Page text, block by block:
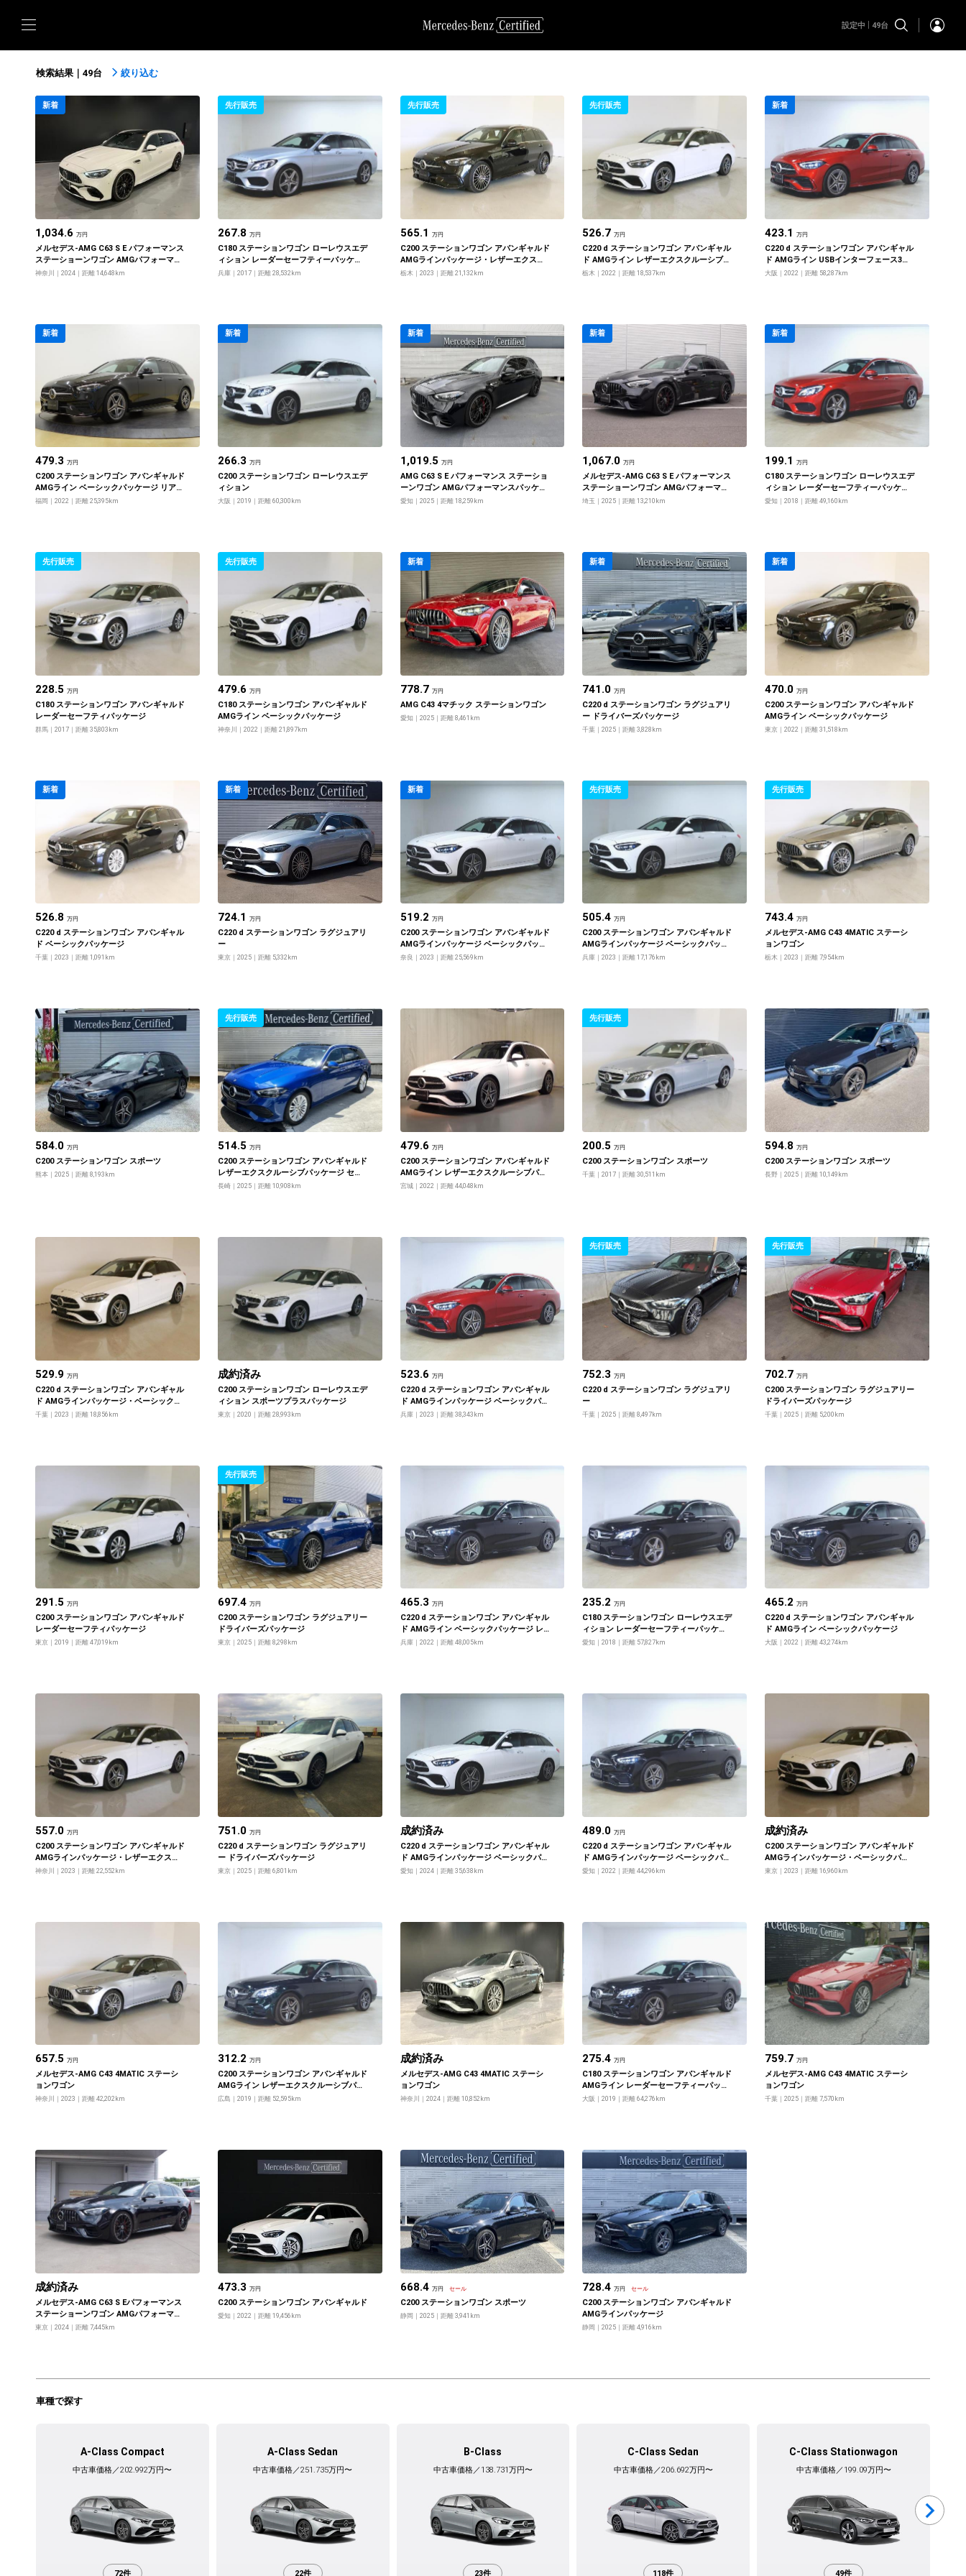
設定中 49台
検索結果｜49台 絞り込む
新着
1,034.6 万円
メルセデス‐AMG C63 S E パフォーマンス
ステーショーンワゴン AMGパフォーマン
スパッケージ
神奈川 2024 距離 14,648km
先行販売
267.8 万円
C180 ステーションワゴン ローレウスエデ
ィション レーダーセーフティーパッケー
ジ
兵庫 2017 距離 28,532km
先行販売
565.1 万円
C200 ステーションワゴン アバンギャルド
AMGラインパッケージ・レザーエクスク
ルーシブパッケージ・ベーシックパッケ
栃木 2023 距離 21,132km
先行販売
526.7万円
C220 d ステーションワゴン アバンギャル
ド AMGライン レザーエクスクルーシブパ
ッケージ・ベーシックパッケージ
栃木 2022 距離 18,537km
新着
423.1万円
C220 d ステーションワゴン アバンギャル
ド AMGライン USBインターフェース3ク
チ ベーシックパッケージ レザーエクスク
大阪 2022 距離 58,287km
新着
479.3 万円
C200 ステーションワゴン アバンギャルド
AMGライン ベーシックパッケージ リアア
クスルステアリング
福岡 2022 距離 25,395km
新着
266.3 万円
C200 ステーションワゴン ローレウスエデ
ィション
大阪 2019 距離 60,300km
新着
1,019.5 万円
AMG C63 S E パフォーマンス ステーショ
ーンワゴン AMGパフォーマンスパッケー
ジ
愛知 2025 距離 18,259km
新着
1,067.0万円
メルセデス‐AMG C63 S E パフォーマンス
ステーショーンワゴン AMGパフォーマン
スパッケージ
埼玉 2025 距離 13,210km
新着
199.1万円
C180 ステーションワゴン ローレウスエデ
ィション レーダーセーフティーパッケー
ジ
愛知 2018 距離 49,160km
先行販売
228.5 万円
C180 ステーションワゴン アバンギャルド
レーダーセーフティパッケージ
群馬 2017 距離 35,803km
先行販売
479.6 万円
C180 ステーションワゴン アバンギャルド
AMGライン ベーシックパッケージ
神奈川 2022 距離 21,897km
新着
778.7 万円
AMG C43 4マチック ステーションワゴン
愛知 2025 距離 8,461km
新着
741.0万円
C220 d ステーションワゴン ラグジュアリ
ー ドライバーズパッケージ
千葉 2025 距離 3,828km
新着
470.0万円
C200 ステーションワゴン アバンギャルド
AMGライン ベーシックパッケージ
東京 2022 距離 31,518km
新着
526.8 万円
C220 d ステーションワゴン アバンギャル
ド ベーシックパッケージ
千葉 2023 距離 1,091km
新着
724.1 万円
C220 d ステーションワゴン ラグジュアリ
ー
東京 2025 距離 5,332km
新着
519.2 万円
C200 ステーションワゴン アバンギャルド
AMGラインパッケージ ベーシックパッケ
ージ レザーエクスクルーシブパッケージ
奈良 2023 距離 25,569km
先行販売
505.4万円
C200 ステーションワゴン アバンギャルド
AMGラインパッケージ ベーシックパッケ
ージ
兵庫 2023 距離 17,176km
先行販売
743.4万円
メルセデス‐AMG C43 4MATIC ステーシ
ョンワゴン
栃木 2023 距離 7,954km
584.0 万円
C200 ステーションワゴン スポーツ
熊本 2025 距離 8,193km
先行販売
514.5 万円
C200 ステーションワゴン アバンギャルド
レザーエクスクルーシブパッケージ セー
フティビジョンパッケージ
長崎 2025 距離 10,908km
479.6 万円
C200 ステーションワゴン アバンギャルド
AМGライン レザーエクスクルーシブパッ
ケージ・ベーシックパッケージ
宮城 2022 距離 44,048km
先行販売
200.5万円
C200 ステーションワゴン スポーツ
千葉 2017 距離 30,511km
594.8万円
C200 ステーションワゴン スポーツ
長野 2025 距離 10,149km
529.9 万円
C220 d ステーションワゴン アバンギャル
ド AMGラインパッケージ・ベーシックパ
ッケージ
千葉 2023 距離 18,856km
成約済み
C200 ステーションワゴン ローレウスエデ
ィション スポーツプラスパッケージ
東京 2020 距離 28,993km
523.6 万円
C220 d ステーションワゴン アバンギャル
ド AMGラインパッケージ ベーシックパッ
ケージ レザーエクスクルーシブパッケー
兵庫 2023 距離 38,343km
先行販売
752.3万円
C220 d ステーションワゴン ラグジュアリ
ー
千葉 2025 距離 8,497km
先行販売
702.7万円
C200 ステーションワゴン ラグジュアリー
ドライバーズパッケージ
千葉 2025 距離 5,200km
291.5 万円
C200 ステーションワゴン アバンギャルド
レーダーセーフティパッケージ
東京 2019 距離 47,019km
先行販売
697.4 万円
C200 ステーションワゴン ラグジュアリー
ドライバーズパッケージ
東京 2025 距離 8,298km
465.3 万円
C220 d ステーションワゴン アバンギャル
ド AMGライン ベーシックパッケージ レ
ザーエクスクルーシブパッケージ USBイ
兵庫 2022 距離 48,005km
235.2万円
C180 ステーションワゴン ローレウスエデ
ィション レーダーセーフティーパッケー
ジ
愛知 2018 距離 57,827km
465.2万円
C220 d ステーションワゴン アバンギャル
ド AMGライン ベーシックパッケージ
大阪 2022 距離 43,274km
557.0 万円
C200 ステーションワゴン アバンギャルド
AMGラインパッケージ・レザーエクスク
ルーシブパッケージ・ベーシックパッケ
神奈川 2023 距離 22,552km
751.0 万円
C220 d ステーションワゴン ラグジュアリ
ー ドライバーズパッケージ
東京 2025 距離 6,801km
成約済み
C220 d ステーションワゴン アバンギャル
ド AMGラインパッケージ ベーシックパッ
ケージ
愛知 2024 距離 35,638km
489.0万円
C220 d ステーションワゴン アバンギャル
ド AMGラインパッケージ ベーシックパッ
ケージ
愛知 2022 距離 44,296km
成約済み
C200 ステーションワゴン アバンギャルド
AMGラインパッケージ・ベーシックパッ
ケージ
東京 2023 距離 16,960km
657.5 万円
メルセデス‐AMG C43 4MATIC ステーシ
ョンワゴン
神奈川 2023 距離 42,202km
312.2 万円
C200 ステーションワゴン アバンギャルド
AMGライン レザーエクスクルーシブパッ
ケージ レーダーセーフティーパッケージ
広島 2019 距離 52,595km
成約済み
メルセデス‐AMG C43 4MATIC ステーシ
ョンワゴン
神奈川 2024 距離 10,852km
275.4万円
C180 ステーションワゴン アバンギャルド
AMGライン レーダーセーフティーパッケ
ージ ベーシックパッケージ
大阪 2019 距離 64,276km
759.7万円
メルセデス‐AMG C43 4MATIC ステーシ
ョンワゴン
千葉 2025 距離 7,570km
成約済み
メルセデス‐AMG C63 S Eパフォーマンス
ステーショーンワゴン AMGパフォーマン
スパッケージ・AMGカーボンパッケージ
東京 2024 距離 7,445km
473.3 万円
C200 ステーションワゴン アバンギャルド
愛知 2022 距離 19,456km
668.4 万円 セール
C200 ステーションワゴン スポーツ
静岡 2025 距離 3,941km
728.4万円 セール
C200 ステーションワゴン アバンギャルド
AMGラインパッケージ
静岡 2025 距離 4,916km
車種で探す
A-Class Compact
中古車価格／202.992万円〜
72件
A-Class Sedan
中古車価格／251.735万円〜
22件
B-Class
中古車価格／138.731万円〜
23件
C-Class Sedan
中古車価格／206.692万円〜
118件
C-Class Stationwagon
中古車価格／199.09万円〜
49件